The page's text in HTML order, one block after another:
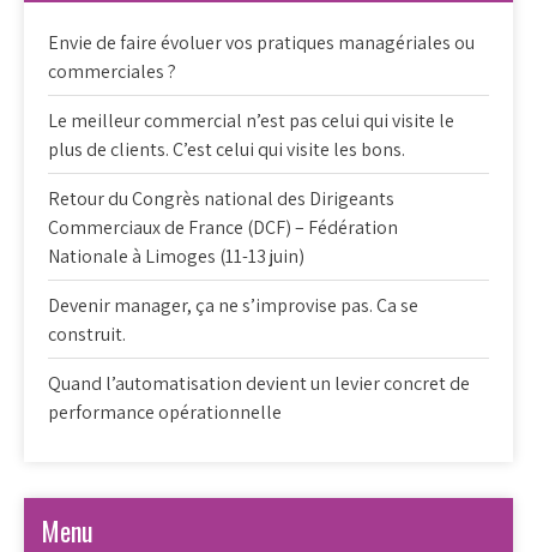
Envie de faire évoluer vos pratiques managériales ou
commerciales ?
Le meilleur commercial n’est pas celui qui visite le
plus de clients. C’est celui qui visite les bons.
Retour du Congrès national des Dirigeants
Commerciaux de France (DCF) – Fédération
Nationale à Limoges (11-13 juin)
Devenir manager, ça ne s’improvise pas. Ca se
construit.
Quand l’automatisation devient un levier concret de
performance opérationnelle
Menu